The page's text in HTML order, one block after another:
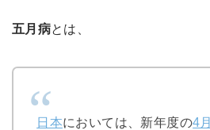
五月病とは、
日本においては、新年度の4月